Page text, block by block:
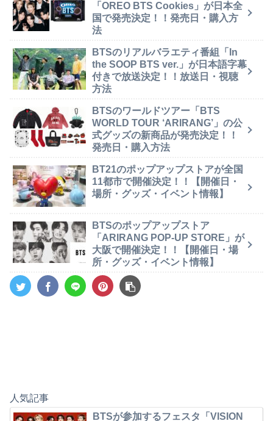
「OREO BTS Cookies」が日本全
国で発売決定！！発売日・購入方
法
BTSのリアルバラエティ番組「In
the SOOP BTS ver.」が日本語字幕
付きで放送決定！！放送日・視聴
方法
BTSのワールドツアー「BTS
WORLD TOUR ‘ARIRANG’」の公
式グッズの新商品が発売決定！！
発売日・購入方法
BT21のポップアップストアが全国
11都市で開催決定！！【開催日・
場所・グッズ・イベント情報】
BTSのポップアップストア
「ARIRANG POP-UP STORE」が
大阪で開催決定！！【開催日・場
所・グッズ・イベント情報】
人気記事
BTSが参加するフェスタ「VISION